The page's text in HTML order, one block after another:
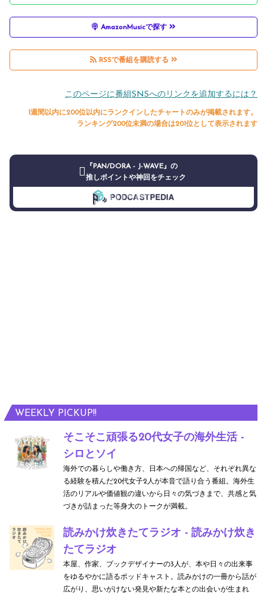
WEEKLY PICKUP!!
そこそこ頑張る20代女子の海外生活 -
シロとソイ
海外での暮らしや働き方、日本への帰国など、それぞれ異な
る経験を積んだ20代女子2人が本音で語り合う番組。海外生
活のリアルや価値観の違いから日々の気づきまで、共感と気
づきが詰まった等身大のトークが満載。
読みかけ炊きたてラジオ - 読みかけ炊き
たてラジオ
本屋、作家、ブックデザイナーの3人が、本や日々の出来事
をゆるやかに語るポッドキャスト。読みかけの一冊から話が
広がり、思いがけない発見や新たな本との出会いが生まれ
AmazonMusicで探す
RSSで番組を購読する
このページに番組SNSへのリンクを追加するには？
1週間以内に200位以内にランクインしたチャートのみが掲載されます。
ランキング200位未満の場合は201位として表示されます
『PAN/DORA - J-WAVE』の
推しポイントや神回をチェック